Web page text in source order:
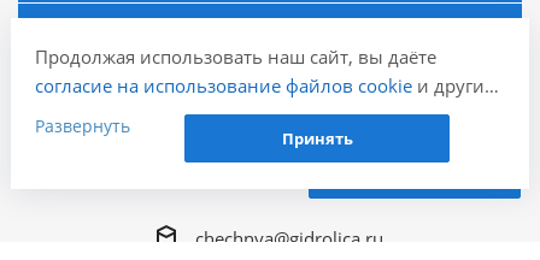
Наши контакты
+7 (926) 092-01-58
chechnya@gidrolica.ru
Продолжая использовать наш сайт, вы даёте
согласие на использование файлов cookieи других
пользовательских данных (включая IP-адрес,
сведения о местоположении, устройстве, действиях
проведения статистических исследований,
ретаргетинга и использования систем аналитики
Развернуть
Принять